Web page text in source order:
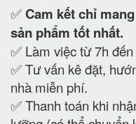
✅ Cam kếtchỉ
sản phẩm tốt nhất.
✅ Làm việc từ 7h
✅ Tư vấn kê đặt,
nhà miễn phí.
✅ Thanh toán khi